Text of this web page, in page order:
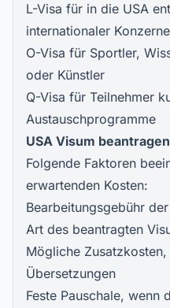
L-Visa für in die USA
internationaler Konzerne
O-Visa für Sportler,
oder Künstler
Q-Visa für Teilnehmer
Austauschprogramme
USA Visum
Folgende Faktoren
erwartenden Kosten:
Bearbeitungsgebühr
Art des beantragten
Mögliche
Übersetzungen
Feste Pauschale, wenn